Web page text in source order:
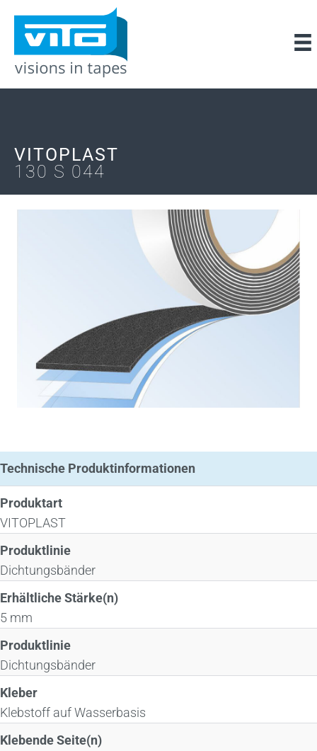
VITOPLAST
130 S 044
Technische Produktinformationen
Produktart
VITOPLAST
Produktlinie
Dichtungsbänder
Erhältliche Stärke(n)
5 mm
Produktlinie
Dichtungsbänder
Kleber
Klebstoff auf Wasserbasis
Klebende Seite(n)